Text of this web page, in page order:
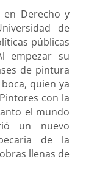
en Derecho y
de
públicas
empezar su
de pintura
quien ya
con la
el mundo
un nuevo
de la
llenas de